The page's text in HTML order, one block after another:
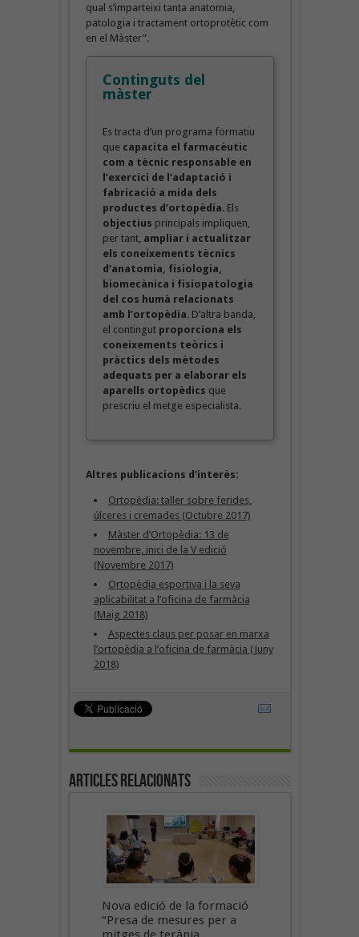
qual s’imparteixi tanta anatomia,
patologia i tractament ortoprotètic com
en el Màster”.
Continguts del
màster
Es tracta d’un programa formatiu
que capacita el farmacèutic
com a tècnic responsable en
l’exercici de l’adaptació i
fabricació a mida dels
productes d’ortopèdia. Els
objectius principals impliquen,
per tant, ampliar i actualitzar
els coneixements tècnics
d’anatomia, fisiologia,
biomecànica i fisiopatologia
del cos humà relacionats
amb l’ortopèdia. D’altra banda,
el contingut proporciona els
coneixements teòrics i
pràctics dels mètodes
adequats per a elaborar els
aparells ortopèdics que
prescriu el metge especialista.
Altres publicacions d’interès:
Ortopèdia: taller sobre ferides,
úlceres i cremades (Octubre 2017)
Màster d’Ortopèdia: 13 de
novembre, inici de la V edició
(Novembre 2017)
Ortopèdia esportiva i la seva
aplicabilitat a l’oficina de farmàcia
(Maig 2018)
Aspectes claus per posar en marxa
l’ortopèdia a l’oficina de farmàcia (Juny
2018)
Articles Relacionats
Nova edició de la formació
“Presa de mesures per a